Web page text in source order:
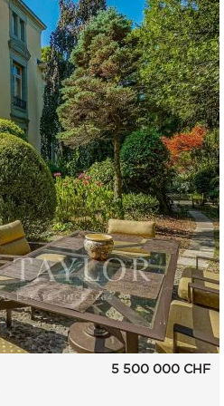
5 500 000 CHF